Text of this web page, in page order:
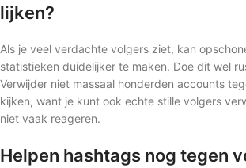
lijken?
Als je veel verdachte volgers ziet, kan
statistieken duidelijker te maken. Doe dit wel
Verwijder niet massaal honderden accounts
kijken, want je kunt ook echte stille volgers
niet vaak reageren.
Helpen hashtags nog tegen